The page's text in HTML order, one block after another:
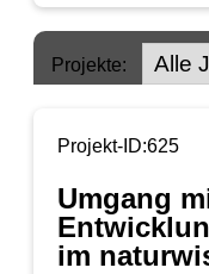
Projekte:
Projekt-ID:625
Umgang
im